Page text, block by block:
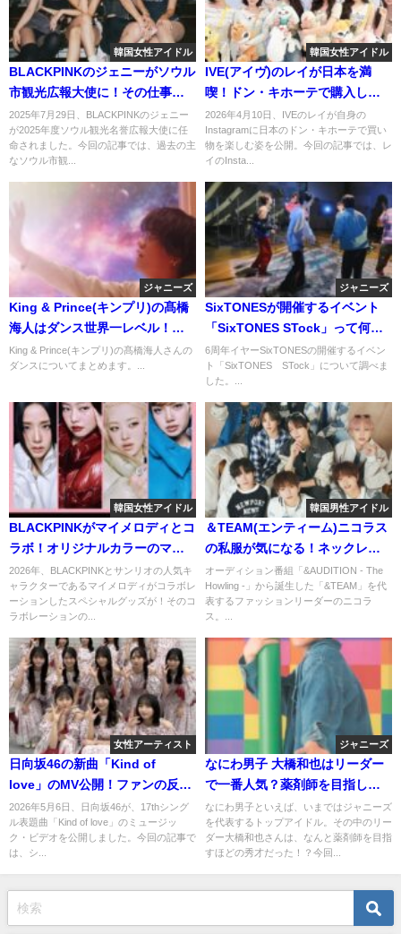
韓国女性アイドル
BLACKPINKのジェニーがソウル
市観光広報大使に！その仕事の
内容は？
2025年7月29日、BLACKPINKのジェニー
が2025年度ソウル観光名誉広報大使に任
命されました。今回の記事では、過去の主
なソウル市観...
韓国女性アイドル
IVE(アイヴ)のレイが日本を満
喫！ドン・キホーテで購入した
物とは？
2026年4月10日、IVEのレイが自身の
Instagramに日本のドン・キホーテで買い
物を楽しむ姿を公開。今回の記事では、レ
イのInsta...
ジャニーズ
King & Prince(キンプリ)の髙橋
海人はダンス世界一レベル！？
ダンススクールや子供の頃のダ
ンス大会についても！
King & Prince(キンプリ)の髙橋海人さんの
ダンスについてまとめます。...
ジャニーズ
SixTONESが開催するイベント
「SixTONES STock」って何？
詳細を調べてみた！
6周年イヤーSixTONESの開催するイベン
ト「SixTONES STock」について調べま
した。...
韓国女性アイドル
BLACKPINKがマイメロディとコ
ラボ！オリジナルカラーのマイ
メロディにファンの反応は？
2026年、BLACKPINKとサンリオの人気キ
ャラクターであるマイメロディがコラボレ
ーションしたスペシャルグッズが！そのコ
ラボレーションの...
韓国男性アイドル
＆TEAM(エンティーム)ニコラス
の私服が気になる！ネックレス
やメガネはどこのメーカーのも
の？
オーディション番組「&AUDITION - The
Howling -」から誕生した「&TEAM」を代
表するファッションリーダーのニコラ
ス。...
女性アーティスト
日向坂46の新曲「Kind of
love」のMV公開！ファンの反応
は？
2026年5月6日、日向坂46が、17thシング
ル表題曲「Kind of love」のミュージッ
ク・ビデオを公開しました。今回の記事で
は、シ...
ジャニーズ
なにわ男子 大橋和也はリーダー
で一番人気？薬剤師を目指して
いたという噂についても！
なにわ男子といえば、いまではジャニーズ
を代表するトップアイドル。その中のリー
ダー大橋和也さんは、なんと薬剤師を目指
すほどの秀才だった！？今回...